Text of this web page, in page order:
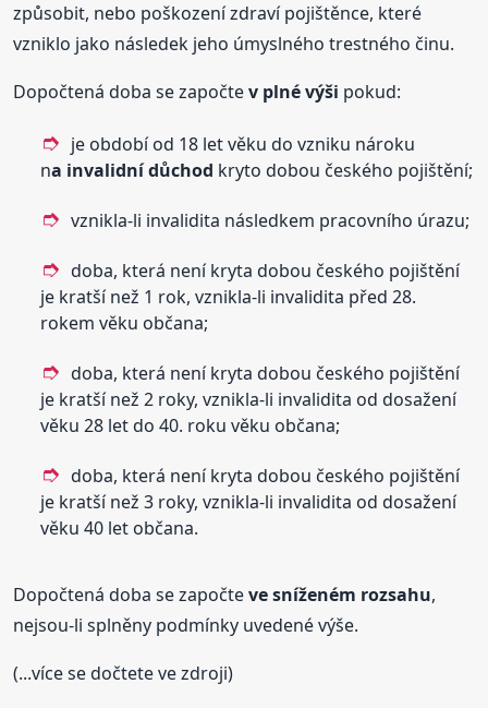
způsobit, nebo poškození zdraví pojištěnce, které
vzniklo jako následek jeho úmyslného trestného činu.
Dopočtená doba se započtev plné výši pokud:
je období od 18 let věku do vzniku nároku
na invalidnídůchod kryto dobou českého pojištění;
vznikla-li invalidita následkem pracovního úrazu;
doba, která není kryta dobou českého pojištění
je kratší než 1 rok, vznikla-li invalidita před 28.
rokem věku občana;
doba, která není kryta dobou českého pojištění
je kratší než 2 roky, vznikla-li invalidita od dosažení
věku 28 let do 40. roku věku občana;
doba, která není kryta dobou českého pojištění
je kratší než 3 roky, vznikla-li invalidita od dosažení
věku 40 let občana.
Dopočtená doba se započteve sníženém rozsahu,
nejsou-li splněny podmínky uvedené výše.
(...více se dočtete ve zdroji)